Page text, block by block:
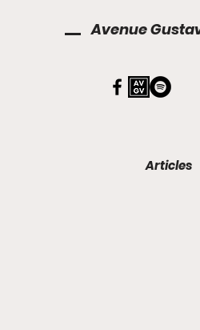
Avenue
Articles